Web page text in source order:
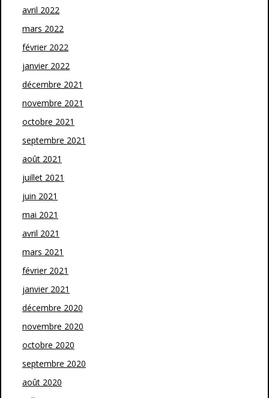
avril 2022
mars 2022
février 2022
janvier 2022
décembre 2021
novembre 2021
octobre 2021
septembre 2021
août 2021
juillet 2021
juin 2021
mai 2021
avril 2021
mars 2021
février 2021
janvier 2021
décembre 2020
novembre 2020
octobre 2020
septembre 2020
août 2020